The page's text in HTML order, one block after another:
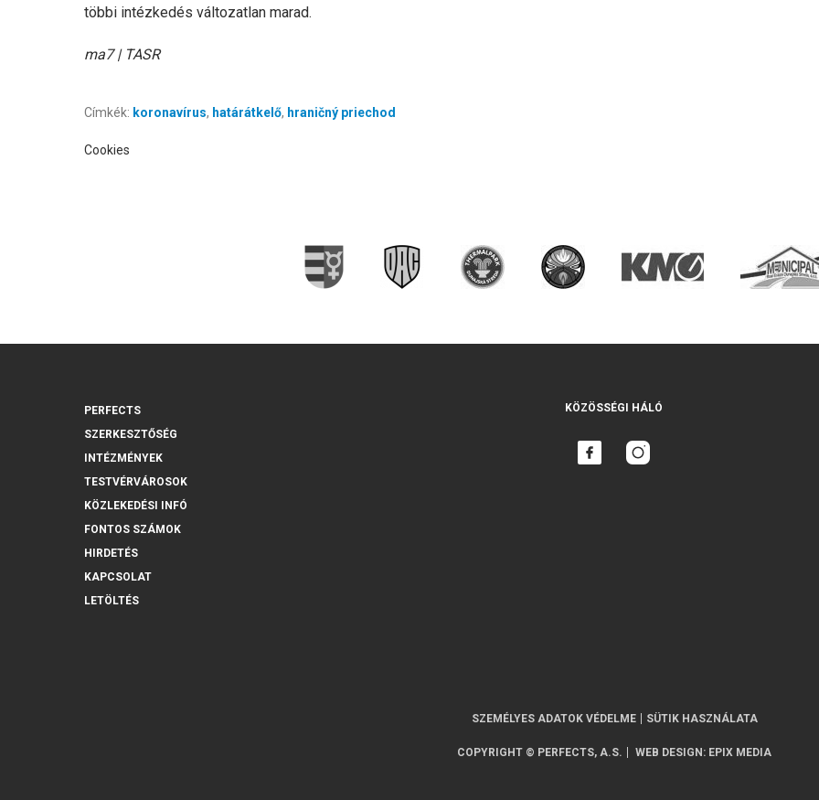
többi intézkedés változatlan marad.
ma7 | TASR
Címkék: koronavírus, határátkelő, hraničný priechod
Cookies
PERFECTS
SZERKESZTŐSÉG
INTÉZMÉNYEK
TESTVÉRVÁROSOK
KÖZLEKEDÉSI INFÓ
FONTOS SZÁMOK
HIRDETÉS
KAPCSOLAT
LETÖLTÉS
KÖZÖSSÉGI HÁLÓ
SZEMÉLYES ADATOK VÉDELME SÜTIK HASZNÁLATA
COPYRIGHT © PERFECTS, A.S. WEB DESIGN : EPIX MEDIA